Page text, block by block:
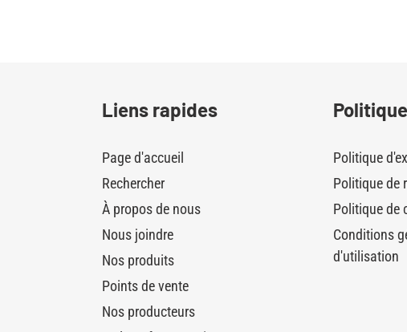
Liens rapides
Page d'accueil
Rechercher
À propos de nous
Nous joindre
Nos produits
Points de vente
Nos producteurs
Politique
Politique de
Politique de
Conditions
d'utilisation